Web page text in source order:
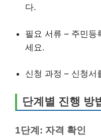
다.
필요 서류 – 주민등
세요.
신청 과정 – 신청서
단계별 진행 방
1단계: 자격 확인